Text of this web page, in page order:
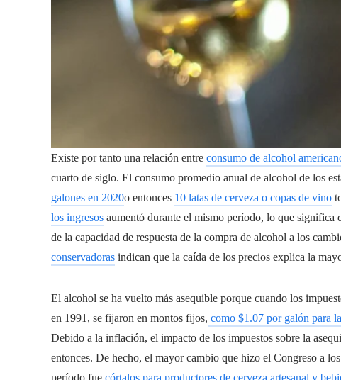
Existe por tanto una relación entre consumo de alcohol
cuarto de siglo. El consumo promedio anual de alcohol de los
galones en 2020o entonces 10 latas de cerveza o copas de vino
los ingresos aumentó durante el mismo período, lo que significa
de la capacidad de respuesta de la compra de alcohol a los
conservadoras indican que la caída de los precios explica la
El alcohol se ha vuelto más asequible porque cuando los
en 1991, se fijaron en montos fijos, como $1.07 por galón para
Debido a la inflación, el impacto de los impuestos sobre la
entonces. De hecho, el mayor cambio que hizo el Congreso a
período fue córtalos para productores de cerveza artesanal y